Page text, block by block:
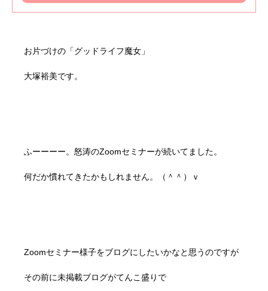
お片づけの「グッドライフ魔女」
大塚裕美です。
ふーーーー。怒涛のZoomセミナーが続いてました。
何だか慣れてきたかもしれません。（＾＾）ｖ
Zoomセミナー様子をブログにしたいかなと思うのですが
その前に未掲載ブログがてんこ盛りで